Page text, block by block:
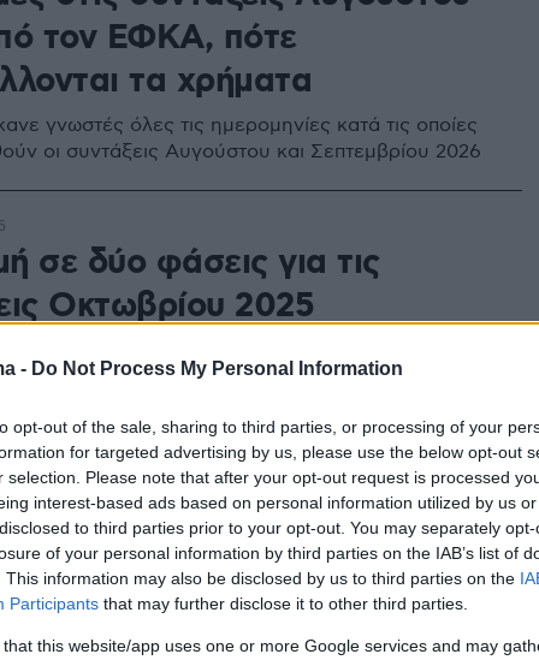
- Do Not Process My Personal Information
opt-out of the sale, sharing to third parties, or processing of your
for targeted advertising by us, please use the below opt-out
selection. Please note that after your opt-out request is processed
interest-based ads based on personal information utilized by us
to third parties prior to your opt-out. You may separately
of your personal information by third parties on the IAB’s list of
This information may also be disclosed by us to third parties on the
Participants that may further disclose it to other third parties.
that this website/app uses one or more Google services and may
τον ΕΦΚΑ, πότε
τα χρήματα
γνωστές όλες τις ημερομηνίες κατά τις οποίες
οι συντάξεις Αυγούστου και Σεπτεμβρίου 2026
σε δύο φάσεις για τις
Οκτωβρίου 2025
κανόνα του διαχωρισμού μεταξύ μισθωτών και
ο Δεκέμβριος - Πότε
οι συντάξεις, τι ισχύει για το
ευθεία για τις πληρωμές του Δεκεμβρίου - Όλα τα